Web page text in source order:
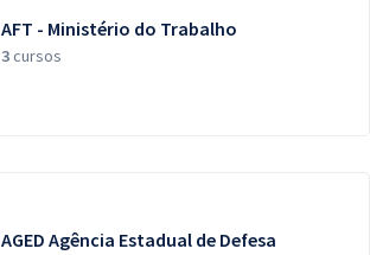
AFT - Ministério do Trabalho
3cursos
AGED Agência Estadual de Defesa